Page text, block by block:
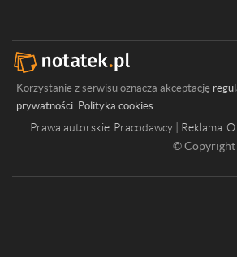
Korzystanie z serwisu oznacza akceptację
prywatności. Polityka cookies
Prawa autorskie Pracodawcy | Reklama
© Copyright